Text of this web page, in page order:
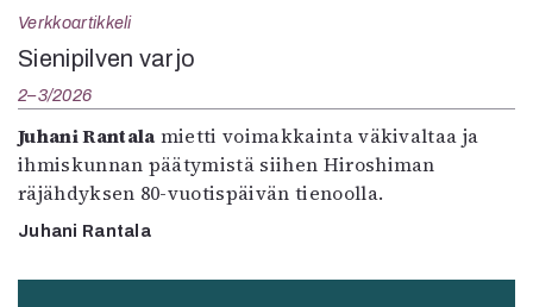
Verkkoartikkeli
Sienipilven varjo
2–3/2026
Juhani Rantala mietti voimakkainta väkivaltaa ja
ihmiskunnan päätymistä siihen Hiroshiman
räjähdyksen 80-vuotispäivän tienoolla.
Juhani Rantala